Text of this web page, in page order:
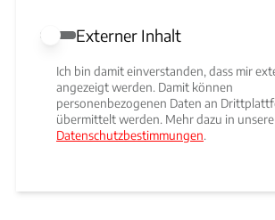
Externer Inhalt erlauben
Externer Inhalt
Ich bin damit einverstanden, dass mir
angezeigt werden. Damit können
personenbezogenen Daten an
übermittelt werden. Mehr dazu in
Datenschutzbestimmungen.